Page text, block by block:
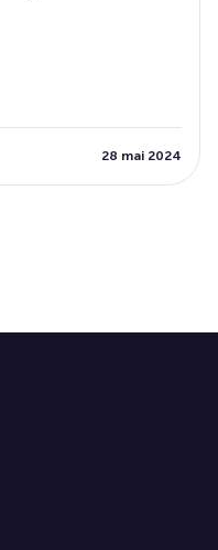
28 mai 2024
vimeo